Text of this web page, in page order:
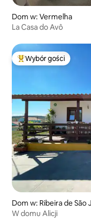
Dom w: Vermelha
La Casa do Avô
Najpopularniejsze z
Wybór gości
Dom w: Ribeira de São
W domu Alicji